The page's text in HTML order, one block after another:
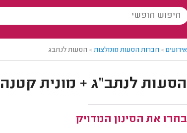
אירועים> חברות הסעות מומלצות> הסעות לנתבג
הסעות לנתב"ג + מונית קטנה (4 מושבים) + מיניבוס קטן (10-14
בחרו את הסינון המדויק